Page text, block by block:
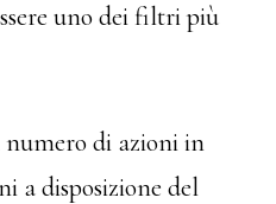
uno dei filtri più
di azioni in
a disposizione del